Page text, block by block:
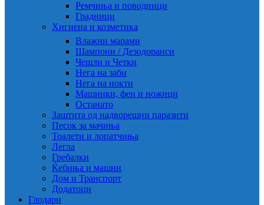
Ремчиња и поводници
Градници
Хигиена и козметика
Влажни марами
Шампони / Дезодоранси
Чешли и Четки
Нега на заби
Нега на нокти
Машинки, фен и ножици
Останато
Заштита од надворешни паразити
Песок за мачиња
Тоалети и лопатчиња
Легла
Гребалки
Ќебиња и машни
Дом и Транспорт
Додатоци
Глодари